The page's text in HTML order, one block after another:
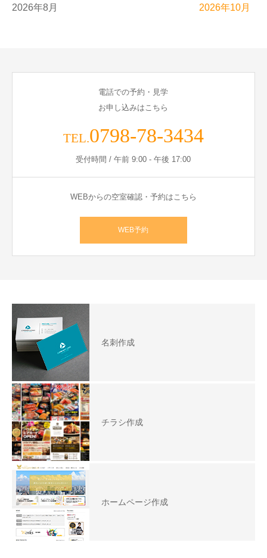
2026年8月 2026年10月
電話での予約・見学
お申し込みはこちら
TEL.0798-78-3434
受付時間 / 午前 9:00 - 午後 17:00
WEBからの空室確認・予約はこちら
WEB予約
名刺作成
チラシ作成
ホームページ作成